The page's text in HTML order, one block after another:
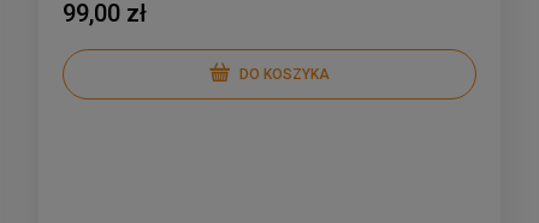
99,00 zł
DO KOSZYKA